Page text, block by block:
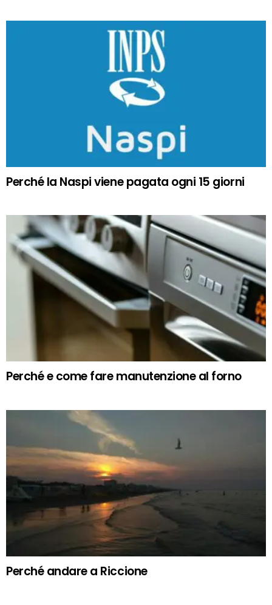
Perché la Naspi viene pagata ogni 15 giorni
Perché e come fare manutenzione al forno
Perché andare a Riccione